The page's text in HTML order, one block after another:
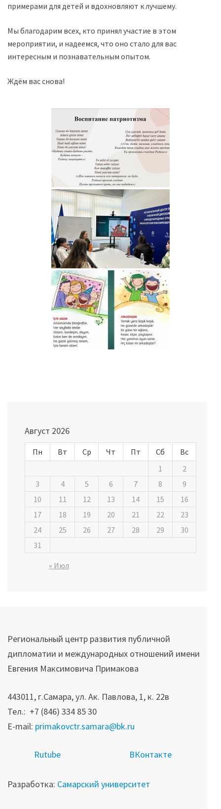
примерами для детей и вдохновляют к лучшему.
Мы благодарим всех, кто принял участие в этом
мероприятии, и надеемся, что оно стало для вас
интересным и познавательным опытом.
Ждём вас снова!
записям
Август 2026
Пн Вт Ср Чт Пт Сб
Вс
1
2
3
4 5 6 7 8
9
10
11 12 13 14 15
16
17
18 19 20 21 22
23
24
25 26 27 28 29
30
31
« Июл
Региональный центр развития публичной
дипломатии и международных отношений имени
Евгения Максимовича Примакова
443011, г.Самара, ул. Ак. Павлова, 1, к. 22в
Тел.: +7 (846) 334 85 30
E-mail: primakovctr.samara@bk.ru
Rutube ВКонтакте
Разработка: Самарский университет